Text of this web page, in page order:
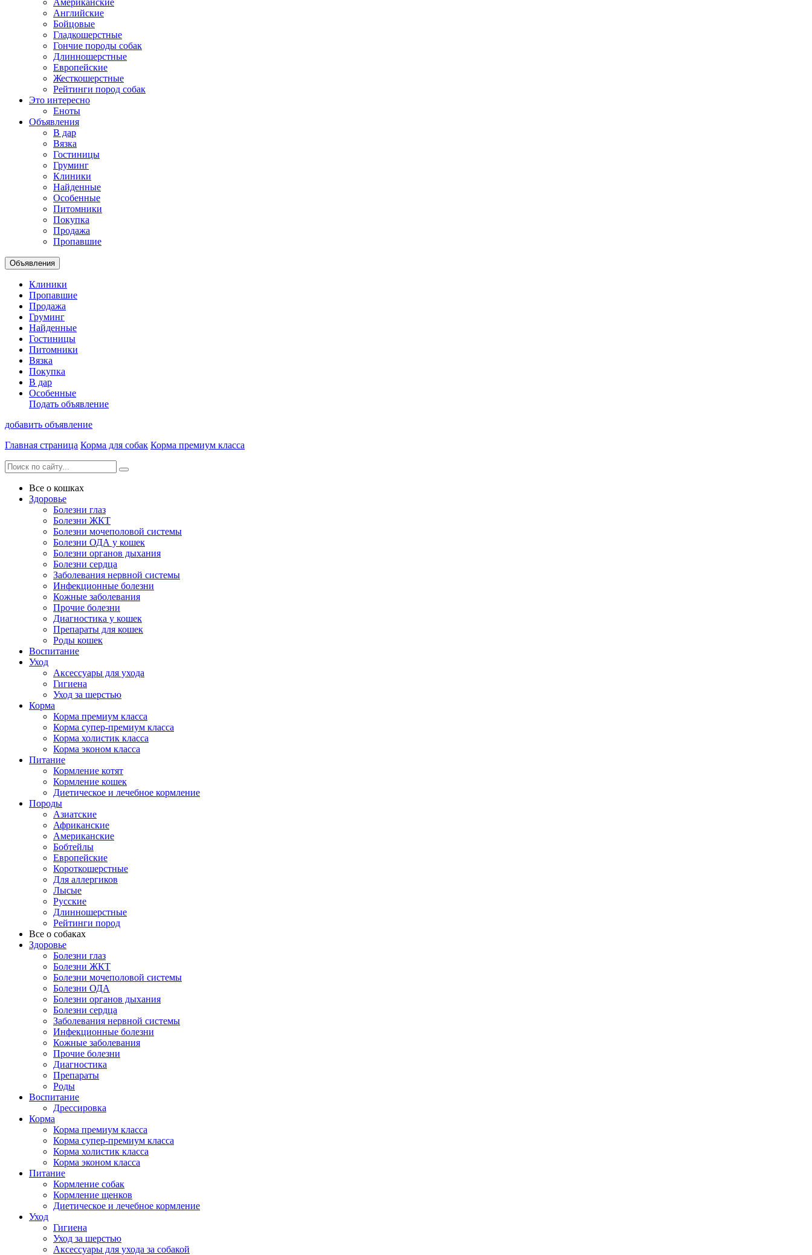
Американские
Английские
Бойцовые
Гладкошерстные
Гончие породы собак
Длинношерстные
Европейские
Жесткошерстные
Рейтинги пород собак
Это интересно
Еноты
Объявления
В дар
Вязка
Гостиницы
Груминг
Клиники
Найденные
Особенные
Питомники
Покупка
Продажа
Пропавшие
Объявления
Клиники
Пропавшие
Продажа
Груминг
Найденные
Гостиницы
Питомники
Вязка
Покупка
В дар
Особенные
Подать объявление
добавить объявление
Главная страница Корма для собак Корма премиум класса
Все о кошках
Здоровье
Болезни глаз
Болезни ЖКТ
Болезни мочеполовой системы
Болезни ОДА у кошек
Болезни органов дыхания
Болезни сердца
Заболевания нервной системы
Инфекционные болезни
Кожные заболевания
Прочие болезни
Диагностика у кошек
Препараты для кошек
Роды кошек
Воспитание
Уход
Аксессуары для ухода
Гигиена
Уход за шерстью
Корма
Корма премиум класса
Корма супер-премиум класса
Корма холистик класса
Корма эконом класса
Питание
Кормление котят
Кормление кошек
Диетическое и лечебное кормление
Породы
Азиатские
Африканские
Американские
Бобтейлы
Европейские
Короткошерстные
Для аллергиков
Лысые
Русские
Длинношерстные
Рейтинги пород
Все о собаках
Здоровье
Болезни глаз
Болезни ЖКТ
Болезни мочеполовой системы
Болезни ОДА
Болезни органов дыхания
Болезни сердца
Заболевания нервной системы
Инфекционные болезни
Кожные заболевания
Прочие болезни
Диагностика
Препараты
Роды
Воспитание
Дрессировка
Корма
Корма премиум класса
Корма супер-премиум класса
Корма холистик класса
Корма эконом класса
Питание
Кормление собак
Кормление щенков
Диетическое и лечебное кормление
Уход
Гигиена
Уход за шерстью
Аксессуары для ухода за собакой